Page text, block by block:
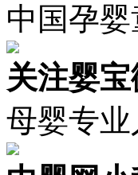
中国孕
关注婴
母婴专